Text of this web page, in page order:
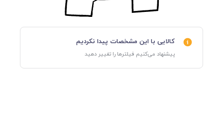
کالایی با این مشخصات پیدا نکردیم
پیشنهاد می‌کنیم فیلترها را تغییر دهید